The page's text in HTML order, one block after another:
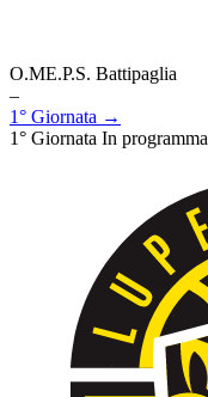
O.ME.P.S. Battipaglia
–
1° Giornata →
1° Giornata In programma